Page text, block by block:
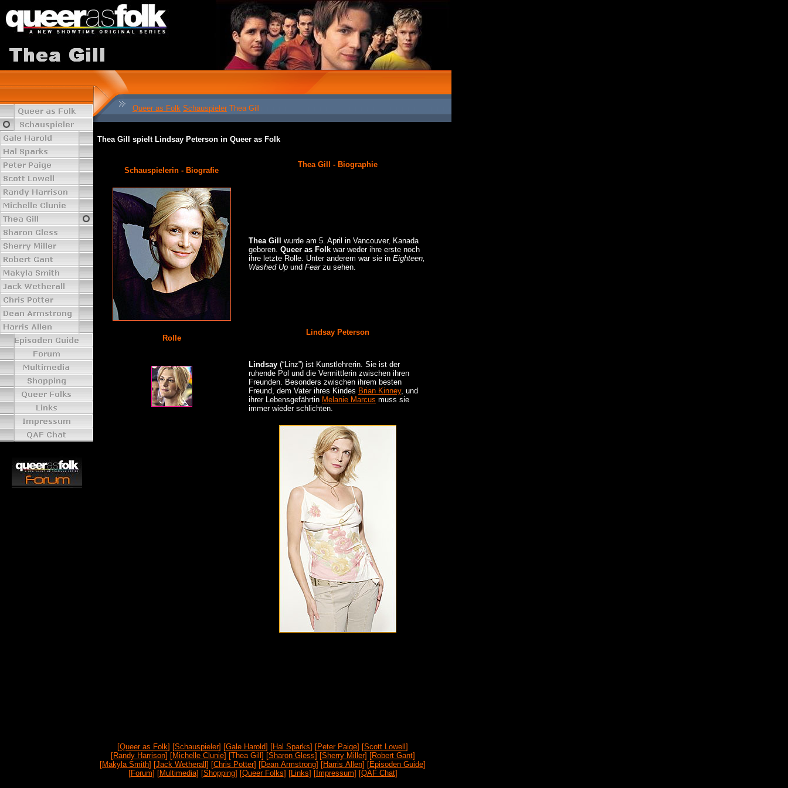
Queer as Folk Schauspieler Thea Gill
Thea Gill spielt Lindsay Peterson in Queer as Folk
Schauspielerin - Biografie
Thea Gill - Biographie
Thea Gill
wurde am 5. April in Vancouver, Kanada
geboren. Queer as Folk war weder ihre erste noch
ihre letzte Rolle. Unter anderem war sie in Eighteen,
Washed Up und Fearzu sehen.
Rolle
Lindsay Peterson
Lindsay (“Linz”) ist Kunstlehrerin. Sie ist der
ruhende Pol und die Vermittlerin zwischen ihren
Freunden. Besonders zwischen ihrem besten
Freund, dem Vater ihres Kindes Brian Kinney, und
ihrer Lebensgefährtin Melanie Marcus muss sie
immer wieder schlichten.
[Queer as Folk] [Schauspieler] [Gale Harold] [Hal Sparks] [Peter Paige] [Scott Lowell ]
[Randy Harrison] [Michelle Clunie] [Thea Gill] [Sharon Gless] [Sherry Miller] [Robert Gant]
[Makyla Smith] [Jack Wetherall ] [Chris Potter] [Dean Armstrong] [Harris Allen] [Episoden Guide]
[Forum] [Multimedia] [Shopping] [Queer Folks] [Links] [Impressum] [QAF Chat]